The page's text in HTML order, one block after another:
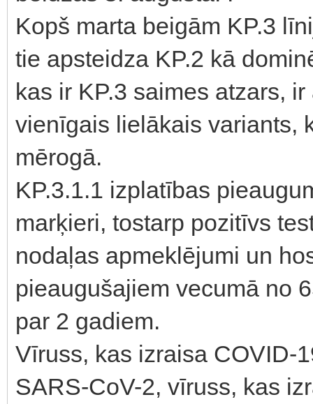
Kopš marta beigām KP.3
tie apsteidza KP.2 kā
kas ir KP.3 saimes atzars,
vienīgais lielākais variants,
mērogā.
KP.3.1.1 izplatības
marķieri, tostarp pozitīvs
nodaļas apmeklējumi un
pieaugušajiem vecumā no
par 2 gadiem.
Vīruss, kas izraisa COVID-
SARS-CoV-2, vīruss, kas